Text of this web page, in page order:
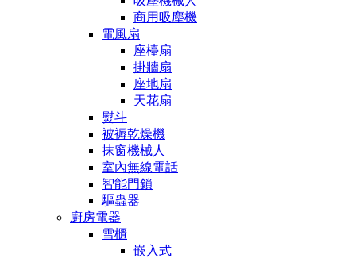
商用吸塵機
電風扇
座檯扇
掛牆扇
座地扇
天花扇
熨斗
被褥乾燥機
抹窗機械人
室內無線電話
智能門鎖
驅蟲器
廚房電器
雪櫃
嵌入式